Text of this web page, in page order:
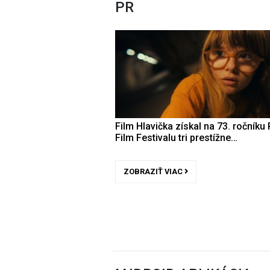
PR
Film Hlavička získal na 73. ročníku
Film Festivalu tri prestížne…
ZOBRAZIŤ VIAC